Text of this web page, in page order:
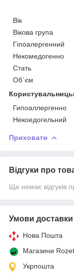
Вік
Вікова група
Гіпоалергенний
Некомедогенно
Стать
Об`єм
Гипоаллергенно
Некоедогельний
Приховати
Відгуки про
Ще немає відгуків
Умови доставки
Нова Пошта
Магазини
Укрпошта